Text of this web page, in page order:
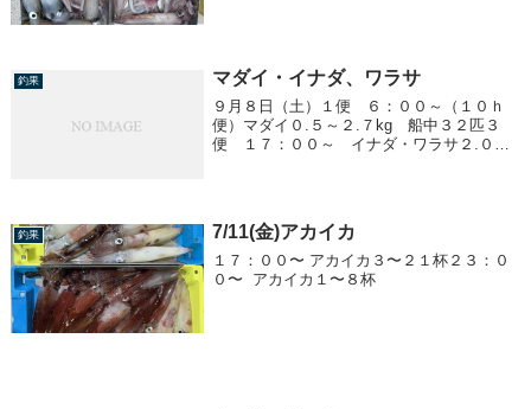
釣果 マダイ・イナダ、ワラサ
９月８日（土）１便 ６：００～（１０ｈ
便）マダイ０.５～２.７kg 船中３２匹３
便 １７：００～ イナダ・ワラサ２.０
釣果 7/11(金)アカイカ
１７：００〜 アカイカ３〜２１杯２３：０
０〜 アカイカ１〜８杯